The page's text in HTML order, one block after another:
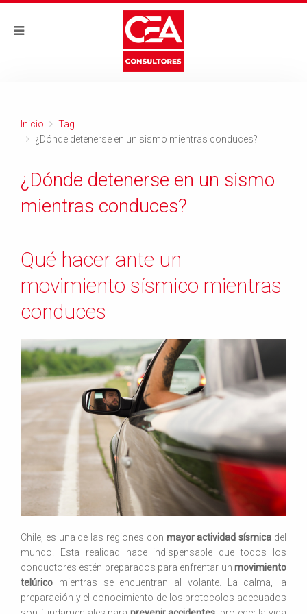
Inicio
Tag
¿Dónde detenerse en un sismo mientras conduces?
¿Dónde detenerse en un sismo
mientras conduces?
Qué hacer ante un
movimiento sísmico mientras
conduces
Chile, es una de las regiones con mayor actividad sísmica del
mundo. Esta realidad hace indispensable que todos los
conductores estén preparados para enfrentar un movimiento
telúrico mientras se encuentran al volante. La calma, la
preparación y el conocimiento de los protocolos adecuados